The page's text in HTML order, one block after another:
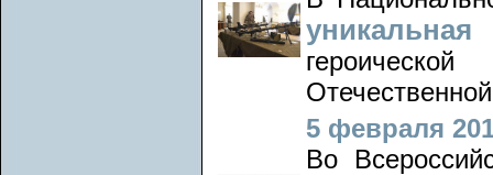
5 февраля
Во